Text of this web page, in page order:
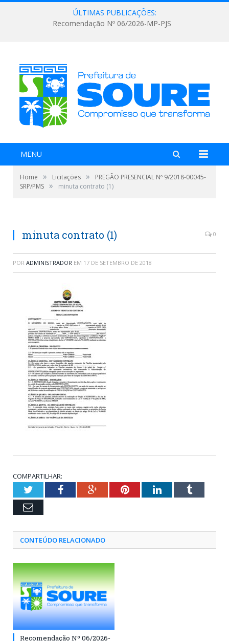
ÚLTIMAS PUBLICAÇÕES:
Recomendação Nº 06/2026-MP-PJS
MENU
Home » Licitações »
PREGÃO PRESENCIAL Nº 9/2018-00045-
SRP/PMS » minuta contrato (1)
minuta contrato (1) 0
POR ADMINISTRADOR EM 17 DE SETEMBRO DE 2018
COMPARTILHAR:
TwitterFacebookGoogle+PinterestLinkedInTumblr
Email
CONTEÚDO RELACIONADO
Recomendação Nº 06/2026-